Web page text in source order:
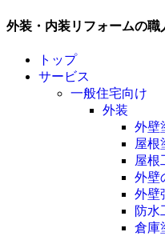
外装・内装リフォームの
トップ
サービス
一般住宅向け
外装
外壁
屋根
屋根
外壁
外壁
防水
倉庫